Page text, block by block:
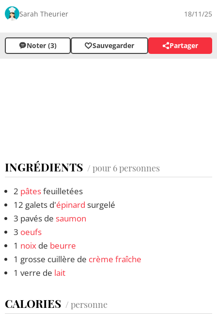
Sarah Theurier 18/11/25
Noter (3) Sauvegarder Partager
INGRÉDIENTS / pour 6 personnes
2 pâtesfeuilletées
12 galets d'épinard surgelé
3 pavés de saumon
3 oeufs
1 noix de beurre
1 grosse cuillère de crème fraîche
1 verre de lait
CALORIES / personne